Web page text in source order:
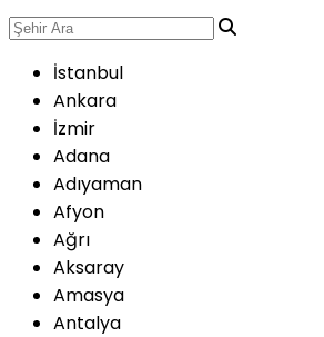
İstanbul
Ankara
İzmir
Adana
Adıyaman
Afyon
Ağrı
Aksaray
Amasya
Antalya